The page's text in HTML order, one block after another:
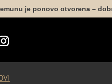
je ponovo otvorena –